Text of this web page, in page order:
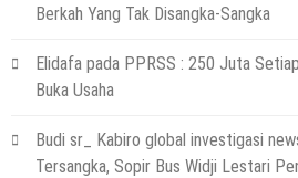
Berkah Yang Tak Disangka-Sangka
Elidafa pada PPRSS : 250 Juta
Buka Usaha
Budi sr_ Kabiro global investigasi
Tersangka, Sopir Bus Widji Lestari